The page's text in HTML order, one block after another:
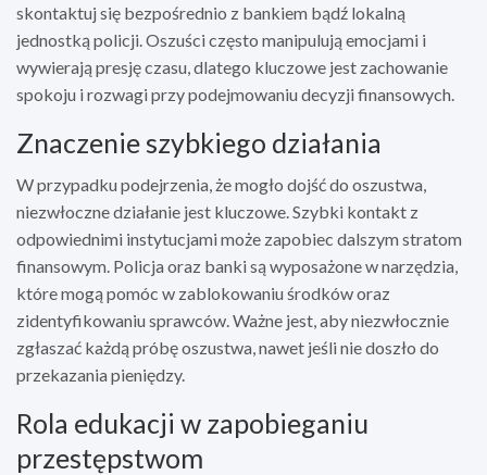
skontaktuj się bezpośrednio z bankiem bądź lokalną
jednostką policji. Oszuści często manipulują emocjami i
wywierają presję czasu, dlatego kluczowe jest zachowanie
spokoju i rozwagi przy podejmowaniu decyzji finansowych.
Znaczenie szybkiego działania
W przypadku podejrzenia, że mogło dojść do oszustwa,
niezwłoczne działanie jest kluczowe. Szybki kontakt z
odpowiednimi instytucjami może zapobiec dalszym stratom
finansowym. Policja oraz banki są wyposażone w narzędzia,
które mogą pomóc w zablokowaniu środków oraz
zidentyfikowaniu sprawców. Ważne jest, aby niezwłocznie
zgłaszać każdą próbę oszustwa, nawet jeśli nie doszło do
przekazania pieniędzy.
Rola edukacji w zapobieganiu
przestępstwom